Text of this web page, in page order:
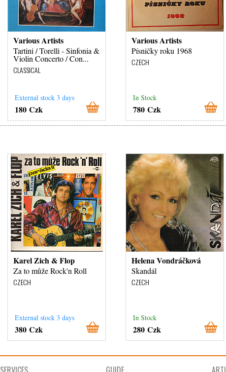
Various Artists
Tartini / Torelli - Sinfonia &
Violin Concerto / Con...
CLASSICAL
External stock 3 days
180 Czk
Various Artists
Písničky roku 1968
CZECH
In Stock
780 Czk
Karel Zich & Flop
Za to může Rock'n Roll
CZECH
External stock 3 days
380 Czk
Helena Vondráčková
Skandál
CZECH
In Stock
280 Czk